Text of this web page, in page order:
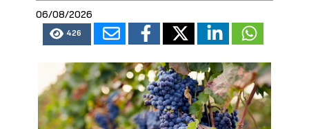
06/08/2026
426